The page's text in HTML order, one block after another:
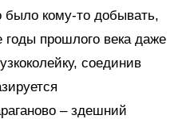
было кому-то добывать,
годы прошлого века даже
узкоколейку, соединив
– здешний